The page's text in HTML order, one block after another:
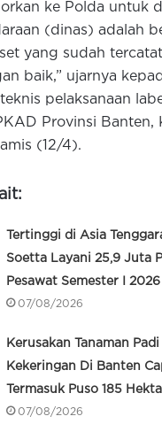
ke Polda untuk
(dinas) adalah
yang sudah
baik,” ujarnya
pelaksanaan
Provinsi Banten,
(12/4).
Tertinggi di Asia
Soetta Layani 25,9 Juta
Pesawat Semester I 2026
07/08/2026
Kerusakan Tanaman
Kekeringan Di Banten
Termasuk Puso 185
07/08/2026